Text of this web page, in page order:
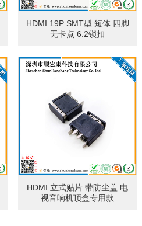
HDMI 19P SMT型 短体 四脚
无卡点 6.2锁扣
HDMI 立式贴片 带防尘盖 电
视音响机顶盒专用款